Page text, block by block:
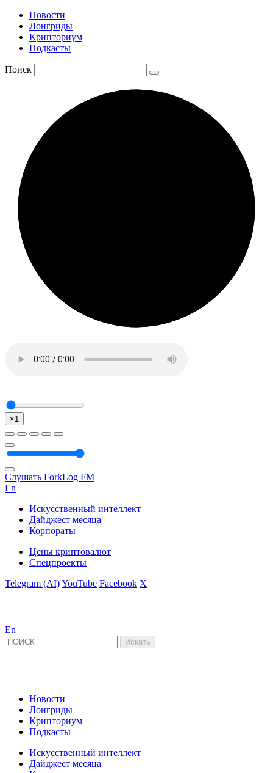
Новости
Лонгриды
Крипториум
Подкасты
Поиск
×1
Слушать ForkLog FM
En
Искусственный интеллект
Дайджест месяца
Корпораты
Цены криптовалют
Спецпроекты
Telegram (AI)YouTube Facebook X
En
Новости
Лонгриды
Крипториум
Подкасты
Искусственный интеллект
Дайджест месяца